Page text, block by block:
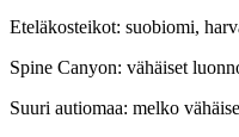
Eteläkosteikot: suobiomi,
Spine Canyon: vähäiset
Suuri autiomaa: melko